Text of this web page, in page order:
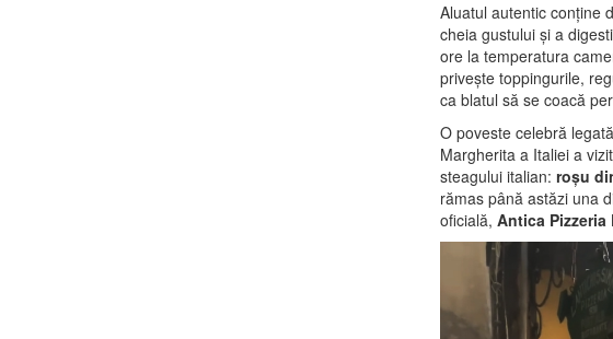
Aluatul autentic conține
cheia gustului și a
ore la temperatura
privește toppingurile,
ca blatul să se coacă
O poveste celebră
Margherita a Italiei a
steagului italian: roșu
rămas până astăzi una
oficială, Antica Pizzeria